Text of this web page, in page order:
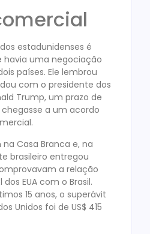
estadunidenses é
havia uma negociação
países. Ele lembrou
com o presidente dos
Trump, um prazo de
a um acordo
Casa Branca e, na
brasileiro entregou
a relação
EUA com o Brasil.
15 anos, o superávit
Unidos foi de US$ 415